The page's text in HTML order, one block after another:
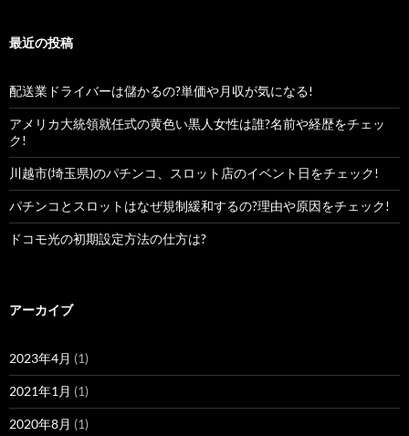
最近の投稿
配送業ドライバーは儲かるの?単価や月収が気になる!
アメリカ大統領就任式の黄色い黒人女性は誰?名前や経歴をチェッ
ク!
川越市(埼玉県)のパチンコ、スロット店のイベント日をチェック!
パチンコとスロットはなぜ規制緩和するの?理由や原因をチェック!
ドコモ光の初期設定方法の仕方は?
アーカイブ
2023年4月 (1)
2021年1月 (1)
2020年8月 (1)